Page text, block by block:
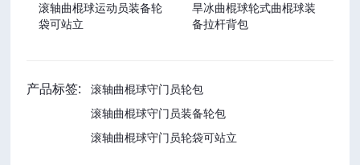
滚轴曲棍球运动员装备轮
袋可站立
旱冰曲棍球轮式曲棍球装
备拉杆背包
产品标签:
滚轴曲棍球守门员轮包
滚轴曲棍球守门员装备轮包
滚轴曲棍球守门员轮袋可站立